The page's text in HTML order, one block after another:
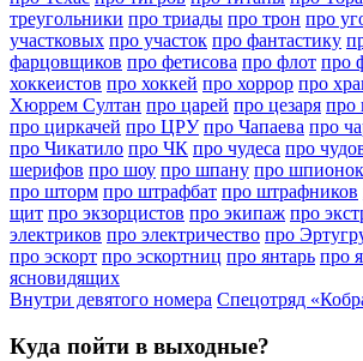
треугольники про триады про трон про
участковых про участок про фантастику
фарцовщиков про фетисова про флот про
хоккеистов про хоккей про хоррор про
Хюррем Султан про царей про цезаря про
про циркачей про ЦРУ про Чапаева про
про Чикатило про ЧК про чудеса про
шерифов про шоу про шпану про шпионок
про шторм про штрафбат про штрафников
щит про экзорцистов про экипаж про
электриков про электричество про
про эскорт про эскортниц про янтарь про
ясновидящих
Внутри девятого номера Спецотряд
Куда пойти в выходные?